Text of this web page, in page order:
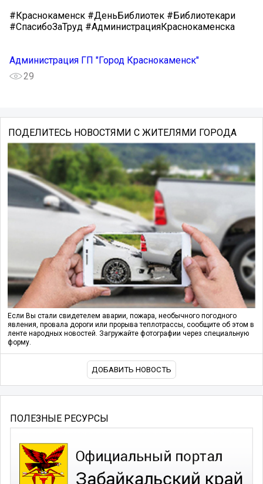
#Краснокаменск #ДеньБиблиотек #Библиотекари
#СпасибоЗаТруд #АдминистрацияКраснокаменска
Администрация ГП "Город Краснокаменск"
29
ПОДЕЛИТЕСЬ НОВОСТЯМИ С ЖИТЕЛЯМИ ГОРОДА
Если Вы стали свидетелем аварии, пожара, необычного погодного
явления, провала дороги или прорыва теплотрассы, сообщите об этом в
ленте народных новостей. Загружайте фотографии через специальную
форму.
ДОБАВИТЬ НОВОСТЬ
ПОЛЕЗНЫЕ РЕСУРСЫ